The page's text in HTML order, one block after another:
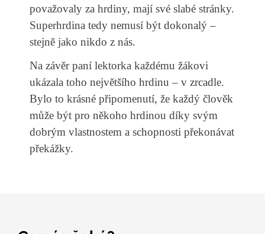
považovaly za hrdiny, mají své slabé stránky.
Superhrdina tedy nemusí být dokonalý –
stejně jako nikdo z nás.
Na závěr paní lektorka každému žákovi
ukázala toho největšího hrdinu – v zrcadle.
Bylo to krásné připomenutí, že každý člověk
může být pro někoho hrdinou díky svým
dobrým vlastnostem a schopnosti překonávat
překážky.